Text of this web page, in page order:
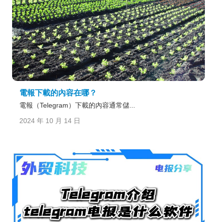
電報下載的內容在哪？
電報（Telegram）下載的內容通常儲...
2024 年 10 月 14 日